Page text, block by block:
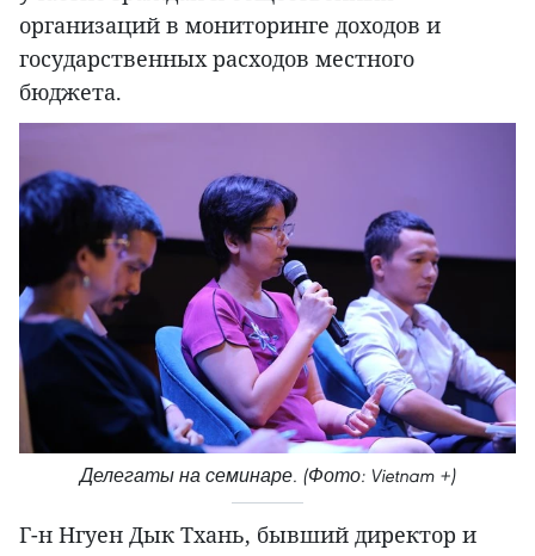
организаций в мониторинге доходов и
государственных расходов местного
бюджета.
Делегаты на семинаре. (Фото: Vietnam +)
Г-н Нгуен Дык Тхань, бывший директор и